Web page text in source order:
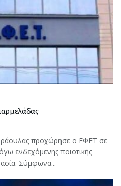
προχώρησε ο ΕΦΕΤ σε
ενδεχόμενης ποιοτικής
Σύμφωνα...